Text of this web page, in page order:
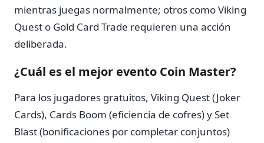
mientras juegas normalmente; otros como Viking
Quest o Gold Card Trade requieren una acción
deliberada.
¿Cuál es el mejor evento Coin Master?
Para los jugadores gratuitos, Viking Quest (Joker
Cards), Cards Boom (eficiencia de cofres) y Set
Blast (bonificaciones por completar conjuntos)